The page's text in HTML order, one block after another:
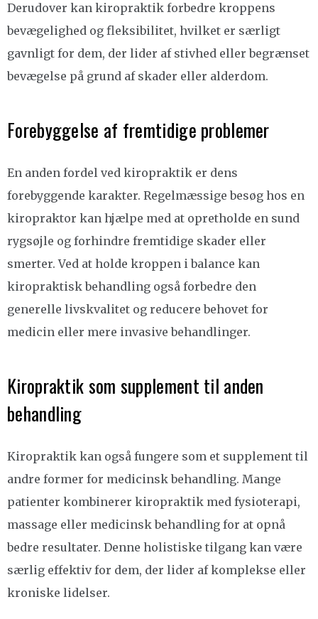
Derudover kan kiropraktik forbedre kroppens
bevægelighed og fleksibilitet, hvilket er særligt
gavnligt for dem, der lider af stivhed eller begrænset
bevægelse på grund af skader eller alderdom.
Forebyggelse af fremtidige problemer
En anden fordel ved kiropraktik er dens
forebyggende karakter. Regelmæssige besøg hos en
kiropraktor kan hjælpe med at opretholde en sund
rygsøjle og forhindre fremtidige skader eller
smerter. Ved at holde kroppen i balance kan
kiropraktisk behandling også forbedre den
generelle livskvalitet og reducere behovet for
medicin eller mere invasive behandlinger.
Kiropraktik som supplement til anden
behandling
Kiropraktik kan også fungere som et supplement til
andre former for medicinsk behandling. Mange
patienter kombinerer kiropraktik med fysioterapi,
massage eller medicinsk behandling for at opnå
bedre resultater. Denne holistiske tilgang kan være
særlig effektiv for dem, der lider af komplekse eller
kroniske lidelser.